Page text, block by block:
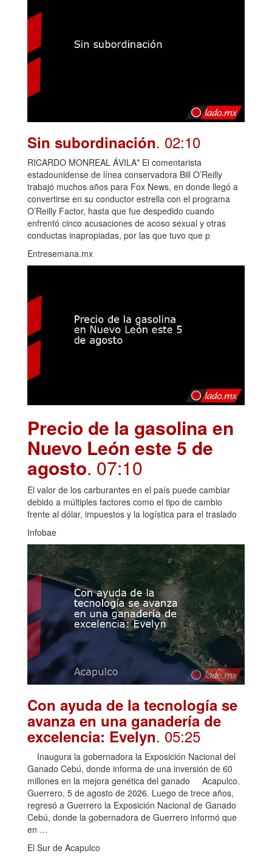
Sin subordinación. 02:10
RICARDO MONREAL ÁVILA* El comentarista
estadounidense de línea conservadora Bill O’Reilly
trabajó muchos años para Fox News, en donde llegó a
convertirse en su conductor estrella con el programa
O’Reilly Factor, hasta que fue despedido cuando
enfrentó cinco acusaciones de acoso sexual y otras
conductas inapropiadas, por las que tuvo que p
Entresemana.mx
Precio de la gasolina en
Nuevo León este 5 de
agosto. 07:10
El valor de los carburantes en el país puede cambiar
debido a múltiples factores como el tipo de cambio
frente al dólar, impuestos y la logística para el traslado
Infobae
Con ayuda de la tecnología se
avanza en una ganadería de
excelencia: Evelyn. 05:25
Inaugura la gobernadora la Exposición Nacional del
Ganado Cebú, donde informa de una inversión de 60
millones en la mejora genética del ganado Acapulco,
Guerrero, 5 de agosto de 2026. Luego de trece años,
regresó a Guerrero la Exposición Nacional de Ganado
Cebú, donde la gobernadora de Guerrero informó que
en …
El Sur de Acapulco